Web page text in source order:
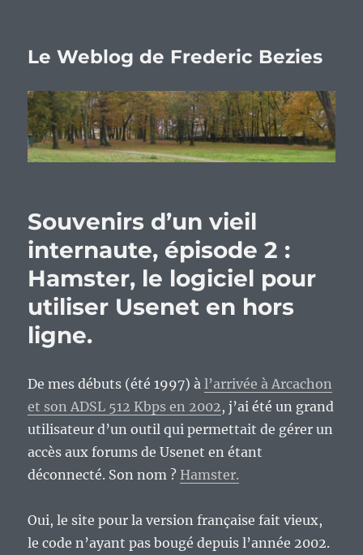
Le Weblog de Frederic Bezies
Souvenirs d’un vieil
internaute, épisode 2 :
Hamster, le logiciel pour
utiliser Usenet en hors
ligne.
De mes débuts (été 1997) àl’arrivée à Arcachon
et son ADSL 512 Kbps en 2002, j’ai été un grand
utilisateur d’un outil qui permettait de gérer un
accès aux forums de Usenet en étant
déconnecté. Son nom ? Hamster.
Oui, le site pour la version française fait vieux,
le code n’ayant pas bougé depuis l’année 2002.